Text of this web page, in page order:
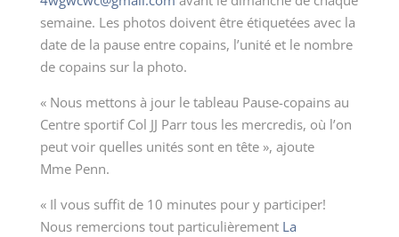
semaine. Les photos doivent être étiquetées avec la
date de la pause entre copains, l’unité et le nombre
de copains sur la photo.
« Nous mettons à jour le tableau Pause-copains au
Centre sportif Col JJ Parr tous les mercredis, où l’on
peut voir quelles unités sont en tête », ajoute
MmePenn.
« Il vous suffit de 10 minutes pour y participer!
Nous remercions tout particulièrement La